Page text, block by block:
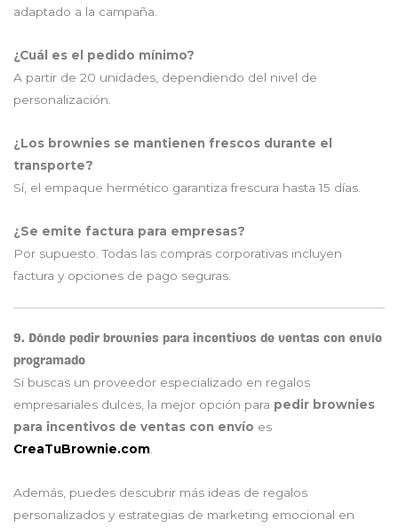
adaptado a la campaña.
¿Cuál es el pedido mínimo?
A partir de 20 unidades, dependiendo del nivel de
personalización.
¿Los brownies se mantienen frescos durante el
transporte?
Sí, el empaque hermético garantiza frescura hasta 15 días.
¿Se emite factura para empresas?
Por supuesto. Todas las compras corporativas incluyen
factura y opciones de pago seguras.
9. Dónde pedir brownies para incentivos de ventas con envío
programado
Si buscas un proveedor especializado en regalos
empresariales dulces, la mejor opción para pedir brownies
para incentivos de ventas con envío es
CreaTuBrownie.com
Además, puedes descubrir más ideas de regalos
personalizados y estrategias de marketing emocional en